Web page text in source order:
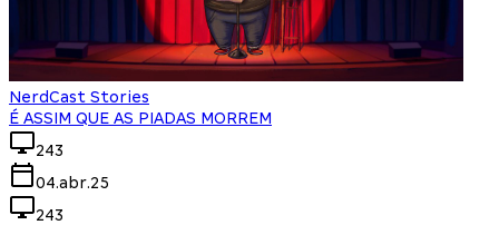
NerdCast Stories
É ASSIM QUE AS PIADAS MORREM
243
04.abr.25
243